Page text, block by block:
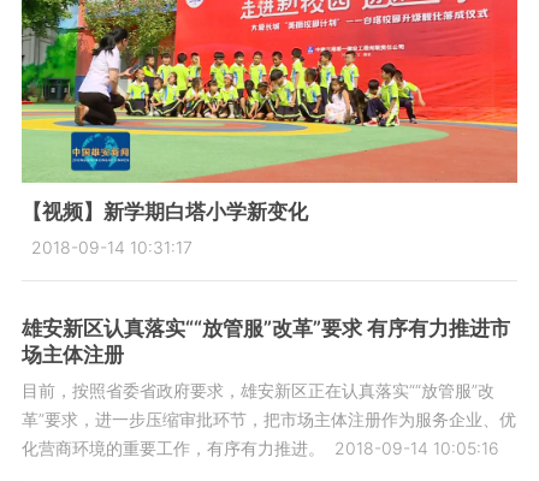
【视频】新学期白塔小学新变化
2018-09-14 10:31:17
雄安新区认真落实““放管服”改革”要求 有序有力推进市
场主体注册
目前，按照省委省政府要求，雄安新区正在认真落实““放管服”改
革”要求，进一步压缩审批环节，把市场主体注册作为服务企业、优
化营商环境的重要工作，有序有力推进。
2018-09-14 10:05:16